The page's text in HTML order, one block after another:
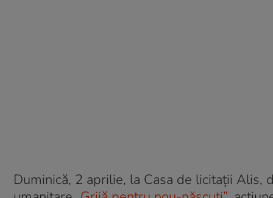
Duminică, 2 aprilie, la Casa de licitații Alis,